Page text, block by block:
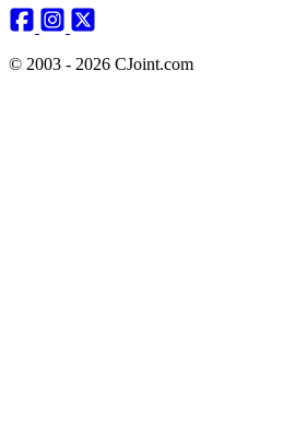
© 2003 - 2026 CJoint.com